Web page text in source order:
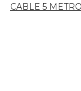
CABLE 5